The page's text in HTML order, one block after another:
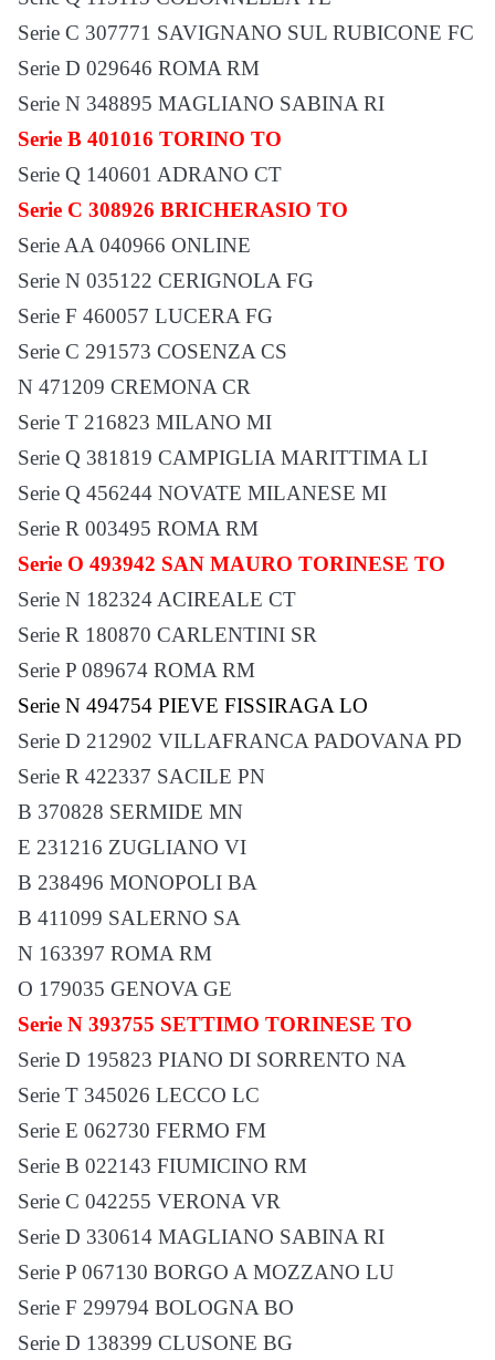
Serie C 307771 SAVIGNANO SUL RUBICONE FC
Serie D 029646 ROMA RM
Serie N 348895 MAGLIANO SABINA RI
Serie B 401016 TORINO TO
Serie Q 140601 ADRANO CT
Serie C 308926 BRICHERASIO TO
Serie AA 040966 ONLINE
Serie N 035122 CERIGNOLA FG
Serie F 460057 LUCERA FG
Serie C 291573 COSENZA CS
N 471209 CREMONA CR
Serie T 216823 MILANO MI
Serie Q 381819 CAMPIGLIA MARITTIMA LI
Serie Q 456244 NOVATE MILANESE MI
Serie R 003495 ROMA RM
Serie O 493942 SAN MAURO TORINESE TO
Serie N 182324 ACIREALE CT
Serie R 180870 CARLENTINI SR
Serie P 089674 ROMA RM
Serie N 494754 PIEVE FISSIRAGA LO
Serie D 212902 VILLAFRANCA PADOVANA PD
Serie R 422337 SACILE PN
B 370828 SERMIDE MN
E 231216 ZUGLIANO VI
B 238496 MONOPOLI BA
B 411099 SALERNO SA
N 163397 ROMA RM
O 179035 GENOVA GE
Serie N 393755 SETTIMO TORINESE TO
Serie D 195823 PIANO DI SORRENTO NA
Serie T 345026 LECCO LC
Serie E 062730 FERMO FM
Serie B 022143 FIUMICINO RM
Serie C 042255 VERONA VR
Serie D 330614 MAGLIANO SABINA RI
Serie P 067130 BORGO A MOZZANO LU
Serie F 299794 BOLOGNA BO
Serie D 138399 CLUSONE BG